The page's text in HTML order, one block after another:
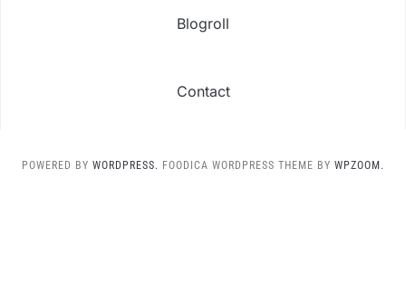
Blogroll
Contact
POWERED BY WORDPRESS. FOODICA WORDPRESS THEME BY WPZOOM.